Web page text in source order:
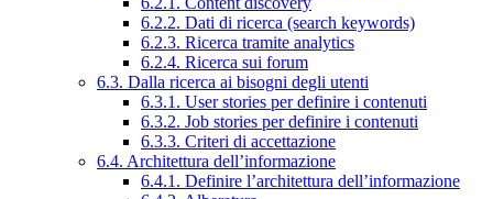
6.2.2. Dati di ricerca (search keywords)
6.2.3. Ricerca tramite analytics
6.2.4. Ricerca sui forum
6.3. Dalla ricerca ai bisogni degli utenti
6.3.1. User stories per definire i contenuti
6.3.2. Job stories per definire i contenuti
6.3.3. Criteri di accettazione
6.4. Architettura dell’informazione
6.4.1. Definire l’architettura dell’informazione